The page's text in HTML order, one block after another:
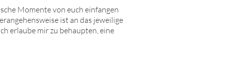
Momente von euch einfangen
ist an das jeweilige
erlaube mir zu behaupten, eine